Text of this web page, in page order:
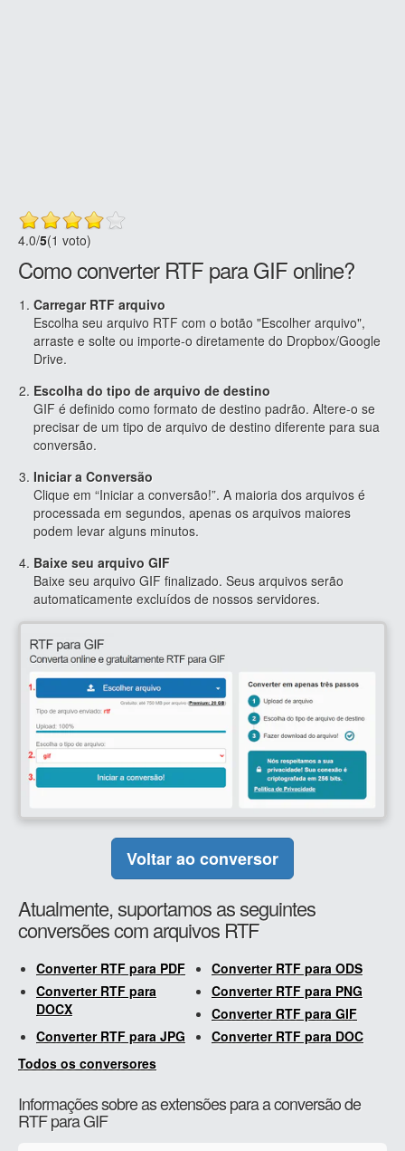
4.0/5(1 voto)
Como converter RTF para GIF online?
Carregar RTF arquivo
Escolha seu arquivo RTF com o botão "Escolher arquivo",
arraste e solte ou importe-o diretamente do Dropbox/Google
Drive.
Escolha do tipo de arquivo de destino
GIF é definido como formato de destino padrão. Altere-o se
precisar de um tipo de arquivo de destino diferente para sua
conversão.
Iniciar a Conversão
Clique em “Iniciar a conversão!”. A maioria dos arquivos é
processada em segundos, apenas os arquivos maiores
podem levar alguns minutos.
Baixe seu arquivo GIF
Baixe seu arquivo GIF finalizado. Seus arquivos serão
automaticamente excluídos de nossos servidores.
Voltar ao conversor
Atualmente, suportamos as seguintes
conversões com arquivos RTF
Converter RTF para PDF
Converter RTF para ODS
Converter RTF para
DOCX
Converter RTF para PNG
Converter RTF para GIF
Converter RTF para JPG
Converter RTF para DOC
Todos os conversores
Informações sobre as extensões para a conversão de
RTF para GIF